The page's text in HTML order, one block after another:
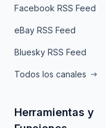
Facebook RSS Feed
eBay RSS Feed
Bluesky RSS Feed
Todos los canales
Herramientas y